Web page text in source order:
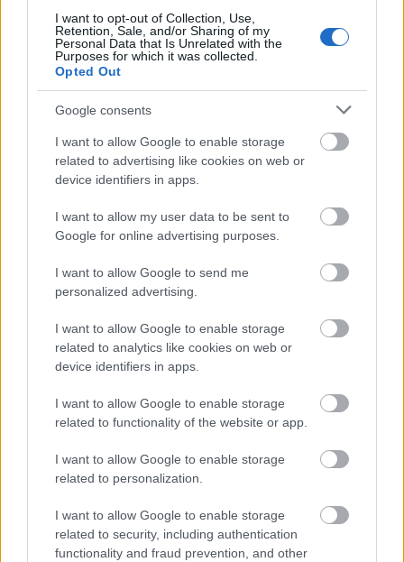
I want to opt-out of Collection, Use,
Retention, Sale, and/or Sharing of my
Personal Data that Is Unrelated with the
Purposes for which it was collected.
Opted Out
Google consents
I want to allow Google to enable storage
related to advertising like cookies on web or
device identifiers in apps.
I want to allow my user data to be sent to
Google for online advertising purposes.
I want to allow Google to send me
personalized advertising.
I want to allow Google to enable storage
related to analytics like cookies on web or
device identifiers in apps.
I want to allow Google to enable storage
related to functionality of the website or app.
I want to allow Google to enable storage
related to personalization.
I want to allow Google to enable storage
related to security, including authentication
functionality and fraud prevention, and other
dobozban heverőThe Disappointments Room
címéhez hű számok elé néz, ahogy a nálunk
tavasszal játszottRobinson Crusoesem fog Szenilla
nyomába szegődni.
> a top 10 (hivatalos becsült adatok)
film
hétvégi
Vaksötét
Suicide Squad - Öngyilkos osztag
$10.0m
Elliott, a sárkány
Kubo és a varázshúrok
Virsliparti
The Light Between Oceans
Haverok fegyverben
Hell or High Water
A mestergyilkos: Feltámadás
fox remake disney box office comedy sci fi drama
romance
adaptation michael fassbender alicia vikander